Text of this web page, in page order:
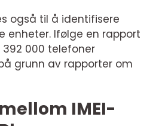
også til å identifisere
enheter. Ifølge en rapport
392 000 telefoner
grunn av rapporter om
IMEI-